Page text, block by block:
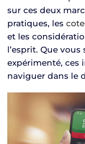
sur ces deux
pratiques, les
et les
l’esprit. Que
expérimenté, ces
naviguer dans le